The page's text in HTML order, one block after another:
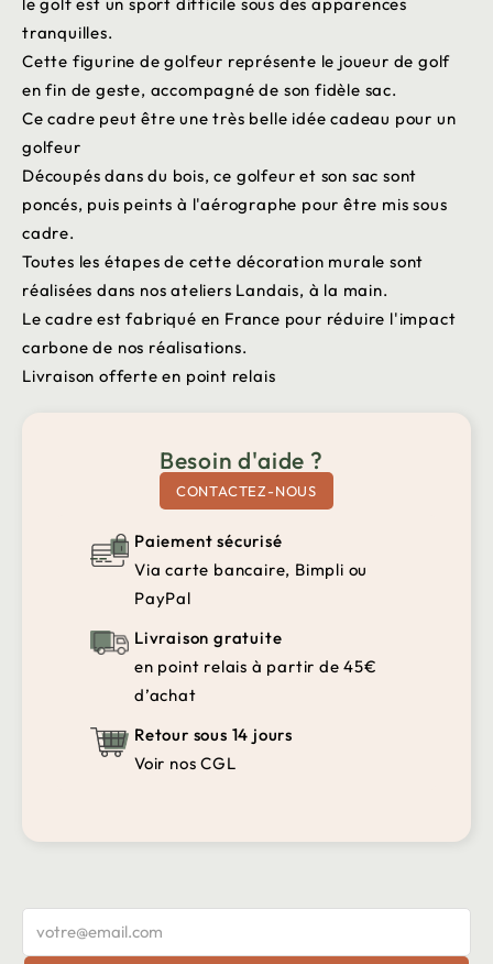
tranquilles.
Cette figurine de golfeur représente le joueur de golf
en fin de geste, accompagné de son fidèle sac.
Ce cadre peut être une très belle idée cadeau pour un
golfeur
Découpés dans du bois, ce golfeur et son sac sont
poncés, puis peints à l'aérographe pour être mis sous
cadre.
Toutes les étapes de cette décoration murale sont
réalisées dans nos ateliers Landais, à la main.
Le cadre est fabriqué en France pour réduire l'impact
carbone de nos réalisations.
Livraison offerte en point relais
Besoin d'aide ?
CONTACTEZ-NOUS
Paiement sécurisé
Via carte bancaire, Bimpli ou
PayPal
Livraison gratuite
en point relais à partir de 45€
d’achat
Retour sous 14 jours
Voir nos CGL